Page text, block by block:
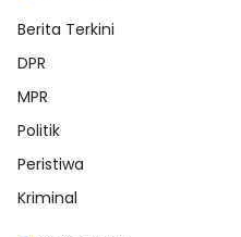
Berita Terkini
DPR
MPR
Politik
Peristiwa
Kriminal